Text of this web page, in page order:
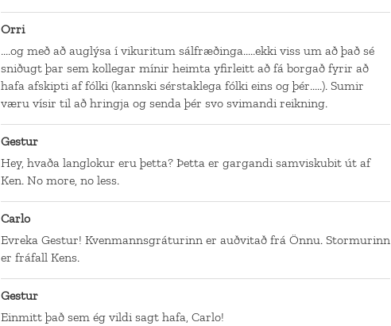
Orri
....og með að auglýsa í vikuritum sálfræðinga.....ekki viss um að það sé
sniðugt þar sem kollegar mínir heimta yfirleitt að fá borgað fyrir að
hafa afskipti af fólki (kannski sérstaklega fólki eins og þér.....). Sumir
væru vísir til að hringja og senda þér svo svimandi reikning.
Gestur
Hey, hvaða langlokur eru þetta? Þetta er gargandi samviskubit út af
Ken. No more, no less.
Carlo
Evreka Gestur! Kvenmannsgráturinn er auðvitað frá Önnu. Stormurinn
er fráfall Kens.
Gestur
Einmitt það sem ég vildi sagt hafa, Carlo!